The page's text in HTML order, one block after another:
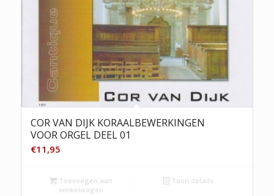
COR VAN DIJK KORAALBEWERKINGEN
VOOR ORGEL DEEL 01
€11,95
Toevoegen aan
winkelwagen
Toon details